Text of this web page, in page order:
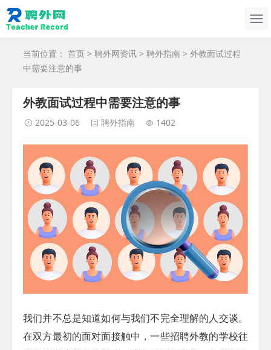
当前位置： 首页 > 聘外网资讯 > 聘外指南 > 外教面试过程
中需要注意的事
外教面试过程中需要注意的事
2025-03-06 聘外指南 1402
我们并不总是知道如何与我们不完全理解的人交谈。
在双方最初的面对面接触中，一些招聘外教的学校往